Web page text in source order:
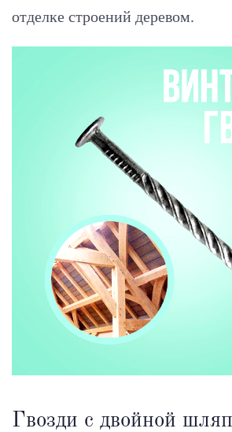
отделке строений деревом.
Гвозди с двойной